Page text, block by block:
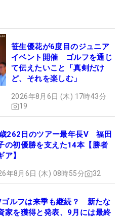
笹生優花が6度目のジュニア
イベント開催 ゴルフを通じ
て伝えたいこと「真剣だけ
ど、それを楽しむ」
2026年8月6日 (木) 17時43分
19
262日のツアー最年長V 福田
の初優勝を支えた14本【勝者
ア】
年8月6日 (木) 08時55分 32
ゴルフは来季も継続？ 新たな
家を獲得と発表、9月には最終